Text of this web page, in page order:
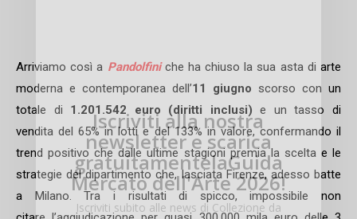
Arriviamo così a Pandolfiniche ha chiuso la sua asta di arte
moderna e contemporanea dell’11 giugno scorso con un
totale di 1.201.542 euro (diritti inclusi) e un tasso di
vendita del 65% in lotti e del 133% in valore, confermando il
trend positivo che dalle ultime stagioni premia la scelta e le
strategie del dipartimento che, lasciata Firenze, adesso batte
a Milano. Tra i risultati di spicco, impossibile non
Iscriviti alla nostra
newsletter e scarica
gratuitamentelaGuida
Mercato dell'Arte 2026!
Iscriviti subito alle news di Collezione da